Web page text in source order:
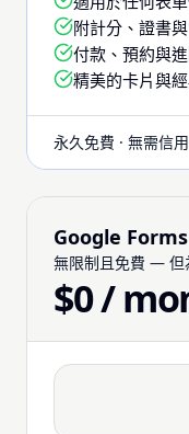
附計分、證書
付款、預約與
精美的卡片與
永久免費 · 無需信
Google
無限制且免費 — 但
$0 /